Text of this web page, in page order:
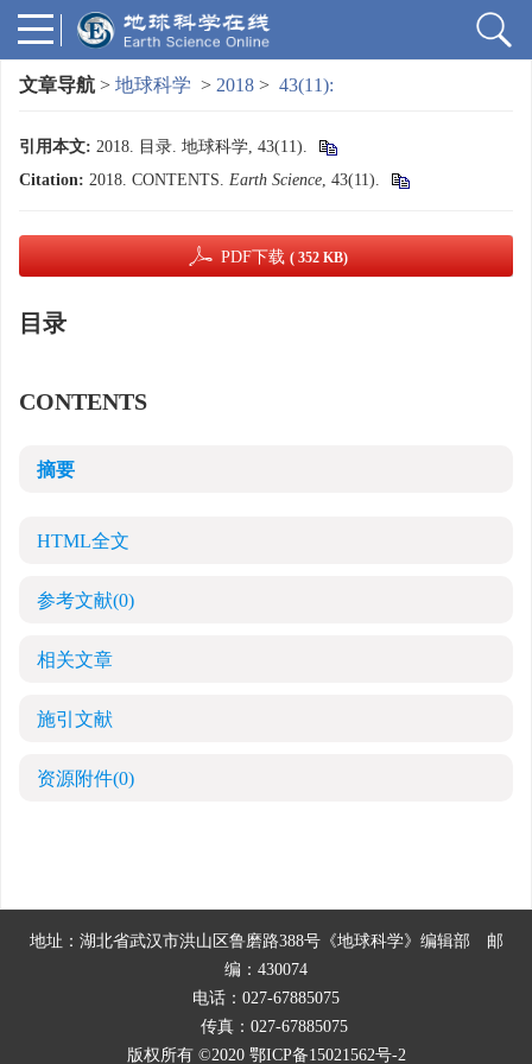
文章导航 > 地球科学 > 2018 > 43(11):
引用本文: 2018. 目录. 地球科学, 43(11).
Citation: 2018. CONTENTS. Earth Science, 43(11).
PDF下载 ( 352 KB)
目录
CONTENTS
摘要
HTML全文
参考文献(0)
相关文章
施引文献
资源附件(0)
地址：湖北省武汉市洪山区鲁磨路388号《地球科学》编辑部 邮
编：430074
电话：027-67885075
传真：027-67885075
版权所有 ©2020 鄂ICP备15021562号-2